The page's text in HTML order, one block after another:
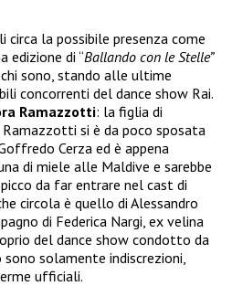
la possibile presenza come
edizione di “Ballando con le Stelle”
sono, stando alle ultime
concorrenti del dance show Rai.
Ramazzotti: la figlia di
si è da poco sposata
Cerza ed è appena
di miele alle Maldive e sarebbe
da far entrare nel cast di
circola è quello di Alessandro
di Federica Nargi, ex velina
del dance show condotto da
solamente indiscrezioni,
ufficiali.